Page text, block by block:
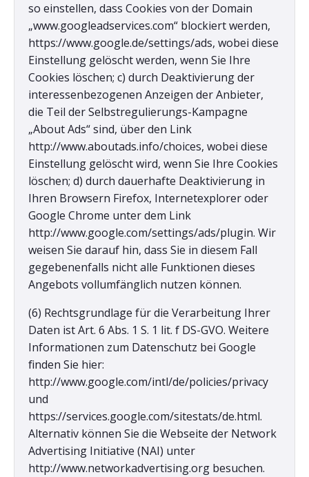
so einstellen, dass Cookies von der Domain
„www.googleadservices.com“ blockiert werden,
https://www.google.de/settings/ads, wobei diese
Einstellung gelöscht werden, wenn Sie Ihre
Cookies löschen; c) durch Deaktivierung der
interessenbezogenen Anzeigen der Anbieter,
die Teil der Selbstregulierungs-Kampagne
„About Ads“ sind, über den Link
http://www.aboutads.info/choices, wobei diese
Einstellung gelöscht wird, wenn Sie Ihre Cookies
löschen; d) durch dauerhafte Deaktivierung in
Ihren Browsern Firefox, Internetexplorer oder
Google Chrome unter dem Link
http://www.google.com/settings/ads/plugin. Wir
weisen Sie darauf hin, dass Sie in diesem Fall
gegebenenfalls nicht alle Funktionen dieses
Angebots vollumfänglich nutzen können.
(6) Rechtsgrundlage für die Verarbeitung Ihrer
Daten ist Art. 6 Abs. 1 S. 1 lit. f DS-GVO. Weitere
Informationen zum Datenschutz bei Google
finden Sie hier:
http://www.google.com/intl/de/policies/privacy
und
https://services.google.com/sitestats/de.html.
Alternativ können Sie die Webseite der Network
Advertising Initiative (NAI) unter
http://www.networkadvertising.org besuchen.